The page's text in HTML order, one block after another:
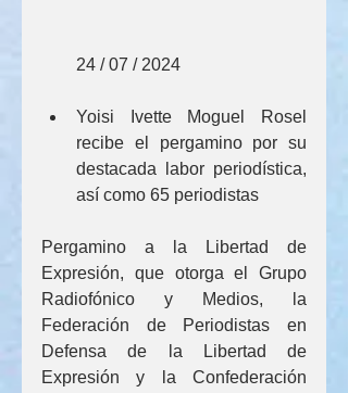
        24 / 07 / 2024
Yoisi Ivette Moguel Rosel
recibe el pergamino por su
destacada labor periodística,
así como 65 periodistas
Pergamino a la Libertad de
Expresión, que otorga el Grupo
Radiofónico y Medios, la
Federación de Periodistas en
Defensa de la Libertad de
Expresión y la Confederación